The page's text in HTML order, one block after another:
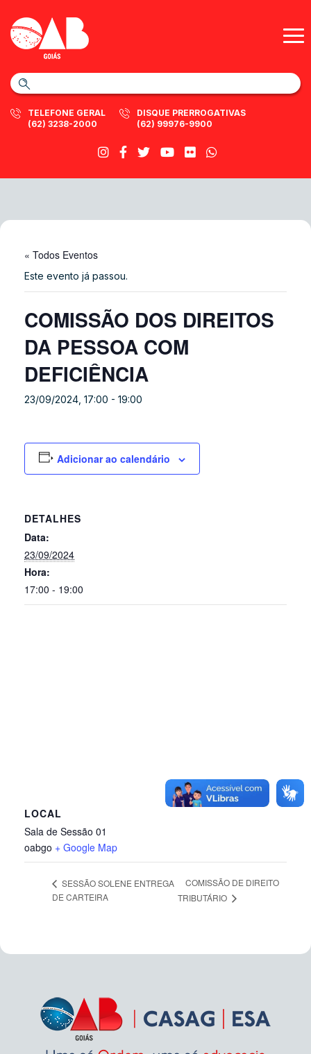
TELEFONE GERAL
(62) 3238-2000
DISQUE PRERROGATIVAS
(62) 99976-9900
« Todos Eventos
Este evento já passou.
COMISSÃO DOS DIREITOS
DA PESSOA COM
DEFICIÊNCIA
23/09/2024, 17:00 - 19:00
Adicionar ao calendário
DETALHES
Data:
23/09/2024
Hora:
17:00 - 19:00
LOCAL
Sala de Sessão 01
oabgo + Google Map
SESSÃO SOLENE ENTREGA
DE CARTEIRA
COMISSÃO DE DIREITO
TRIBUTÁRIO